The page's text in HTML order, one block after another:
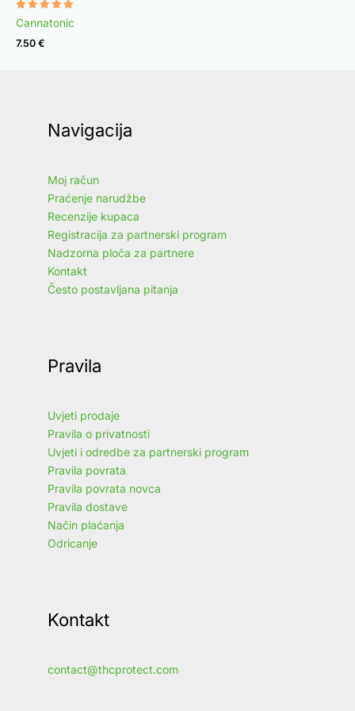
Rated
4.97
out of 5
Cannatonic
7.50 €
Navigacija
Moj račun
Praćenje narudžbe
Recenzije kupaca
Registracija za partnerski program
Nadzorna ploča za partnere
Kontakt
Često postavljana pitanja
Pravila
Uvjeti prodaje
Pravila o privatnosti
Uvjeti i odredbe za partnerski program
Pravila povrata
Pravila povrata novca
Pravila dostave
Način plaćanja
Odricanje
Kontakt
contact@thcprotect.com